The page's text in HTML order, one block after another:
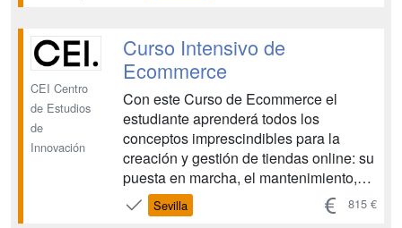
CEI Centro
de Estudios
de
Innovación
Curso Intensivo de
Ecommerce
Con este Curso de Ecommerce el
estudiante aprenderá todos los
conceptos imprescindibles para la
creación y gestión de tiendas online: su
puesta en marcha, el mantenimiento,
estrategias de marketing y la gestión de
las ventas online tanto en eCommerce
Sevilla 815 €